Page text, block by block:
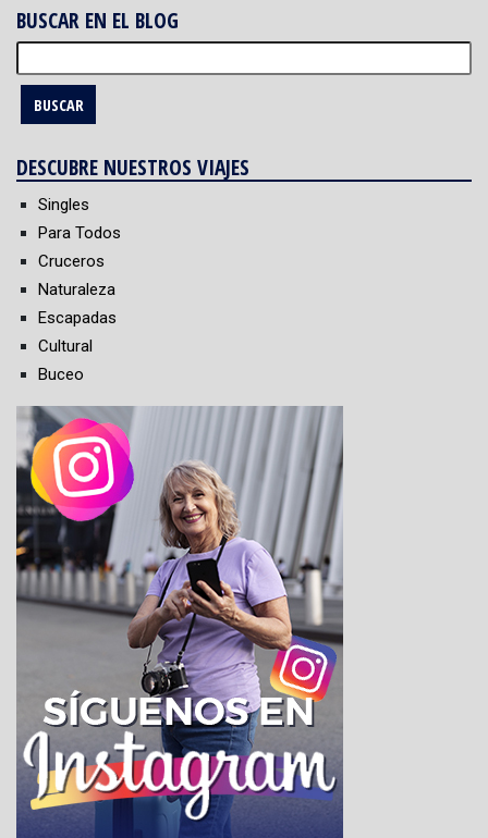
BUSCAR EN EL BLOG
DESCUBRE NUESTROS VIAJES
Singles
Para Todos
Cruceros
Naturaleza
Escapadas
Cultural
Buceo